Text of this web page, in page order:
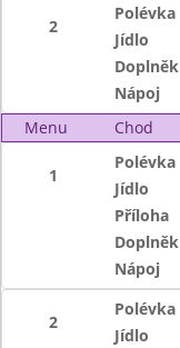
2
Polévka
Jídlo
Doplněk
Nápoj
Menu
Chod
1
Polévka
Jídlo
Příloha
Doplněk
Nápoj
2
Polévka
Jídlo